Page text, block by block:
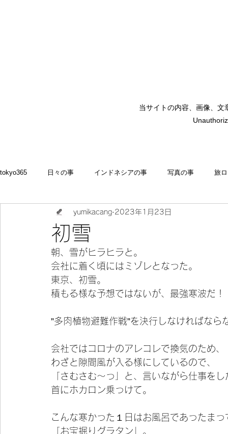
当サイトの内容、画像、
tokyo365 日々の事 インドネシアの事 写真の事 旅
食いしん坊 blog お料理・memasak
今宵の一冊
初雪
yumikacang 2023年1月23日
朝、雪がヒラヒラと。
会社に着く頃にはミゾレとなった。
東京、初雪。
積もる様な予想ではないが、最強寒波だ！
”多肉植物避難作戦”を決行しなければなら
会社ではコロナのアレコレで換気のため、
わざと隙間風が入る様にしているので、
「さむさむ〜っ」と、言いながら仕事をし
首にホカロン乗っけて。
こんな寒かった１日はお風呂であったまっ
「お宝掘りグラタン」。